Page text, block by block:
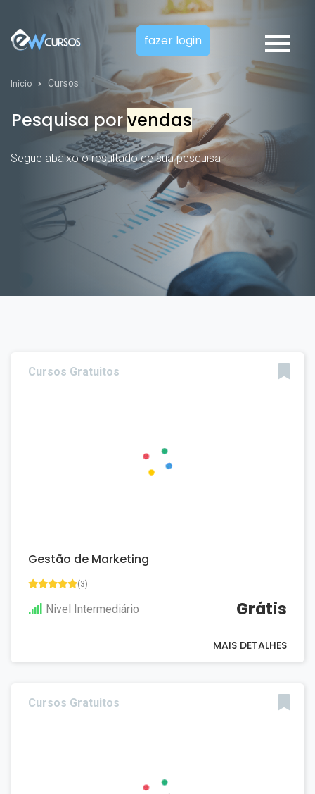
fazer login
Início Cursos
Pesquisa porvendas
Segue abaixo o resultado de sua pesquisa
Cursos Gratuitos
Gestão de Marketing
(3)
Nivel Intermediário Grátis
MAIS DETALHES
Cursos Gratuitos